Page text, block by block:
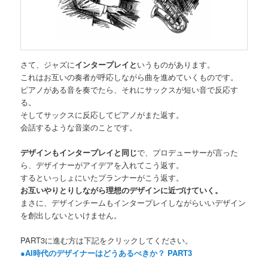
さて、ジャズにインタープレイというものがあります。
これはお互いの奏者が呼応しながら曲を進めていくものです。
ピアノがある音を奏でたら、それにサックスが短い音で反応す
る。
そしてサックスに反応してピアノがまた返す。
会話するような音楽のことです。
デザインもインタープレイと同じで、プロデューサーが言った
ら、デザイナーがアイデアを入れてこう返す。
するといっしょにいたプランナーがこう返す。
お互いやりとりしながら理想のデザインに近づけていく。
まさに、デザインチームもインタープレイしながらいいデザイン
を創出しないといけません。
PART3に進む方は下記をクリックしてください。
●AI時代のデザイナーはどうあるべきか？ PART3